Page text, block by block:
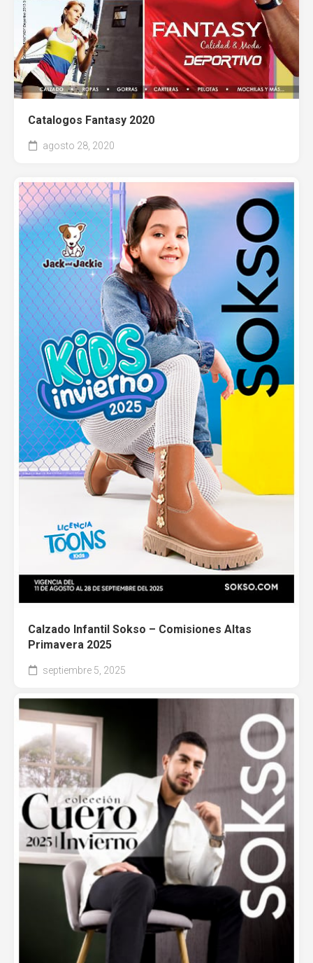
Entel
Catalogos Fantasy 2020
agosto 28, 2020
Calzado Infantil Sokso – Comisiones Altas
Primavera 2025
septiembre 5, 2025